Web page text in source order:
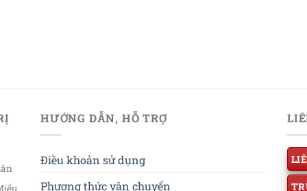
HƯỚNG DẪN, HỖ TRỢ
Điều khoản sử dụng
Phương thức vận chuyển